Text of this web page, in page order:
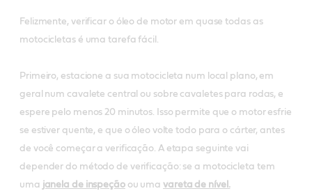
Felizmente, verificar o óleo de motor em quase todas as
motocicletas é uma tarefa fácil.
Primeiro, estacione a sua motocicleta num local plano, em
geral num cavalete central ou sobre cavaletes para rodas, e
espere pelo menos 20 minutos. Isso permite que o motor esfrie
se estiver quente, e que o óleo volte todo para o cárter, antes
de você começar a verificação. A etapa seguinte vai
depender do método de verificação: se a motocicleta tem
uma janela de inspeçãoou umavareta de nível.